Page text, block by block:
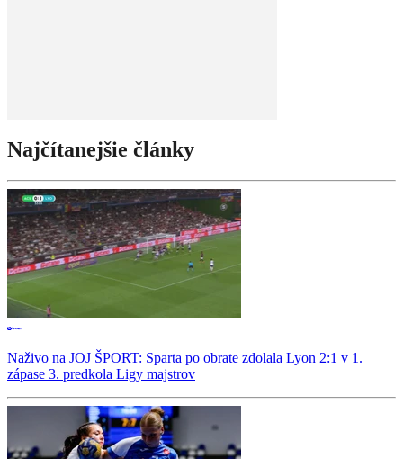
Najčítanejšie články
Naživo na JOJ ŠPORT: Sparta po obrate zdolala Lyon 2:1 v 1.
zápase 3. predkola Ligy majstrov